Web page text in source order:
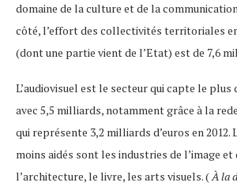
domaine de la culture et de la
côté, l’effort des collectivités territoriales
(dont une partie vient de l’Etat) est de 7,6
L’audiovisuel est le secteur qui capte le plus
avec 5,5 milliards, notamment grâce à la
qui représente 3,2 milliards d’euros en 2012.
moins aidés sont les industries de l’image et
l’architecture, le livre, les arts visuels. (À la